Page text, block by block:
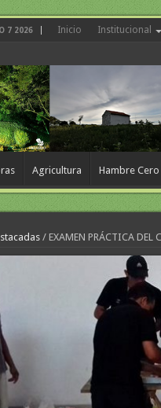
7 2026 Inicio Institucional
Agricultura Hambre Cero
/ EXAMEN PRÁCTICA DEL